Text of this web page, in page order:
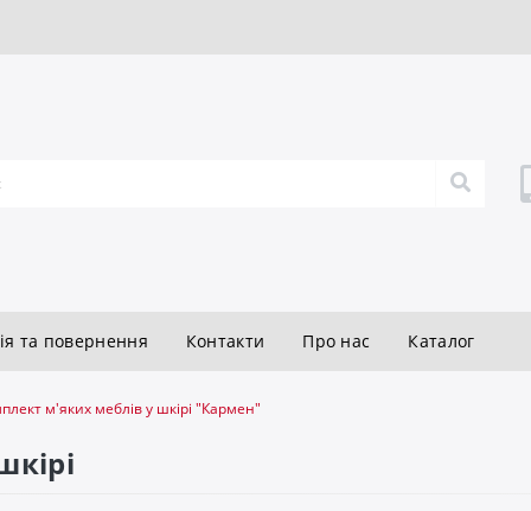
та повернення Контакти Про нас Каталог
м'яких меблів у шкірі "Кармен"